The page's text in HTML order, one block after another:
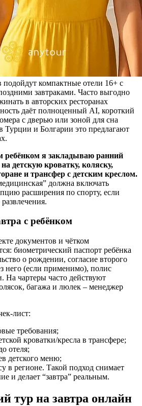
компактные отели 16+ с
завтраками. Часто выгодно
в авторских ресторанах
даёт полноценный AI, короткий
с дверью или зоной для сна
Турции и Болгарии это предлагают
ребёнком я закладываю ранний
детскую кроватку, коляску,
и трансфер с детским креслом.
должна включать
расширения по спорту, если
с ребёнком
документов и чётком
биометрический паспорт ребёнка
о рождении, согласие второго
него (если применимо), полис
На чартеры часто действуют
багажа и люлек – менеджер
требования;
кроватки/кресла в трансфере;
отеля;
детского меню;
в регионе. Такой подход снимает
и делает “завтра” реальным.
тур на завтра онлайн